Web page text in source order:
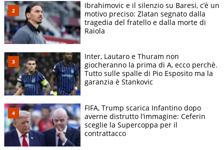
Ibrahimovic e il silenzio su Baresi, c’è un
motivo preciso: Zlatan segnato dalla
tragedia del fratello e dalla morte di
Raiola
Inter, Lautaro e Thuram non
giocheranno la prima di A, ecco perchè.
Tutto sulle spalle di Pio Esposito ma la
garanzia è Stankovic
FIFA, Trump scarica Infantino dopo
averne distrutto l’immagine: Ceferin
sceglie la Supercoppa per il
contrattacco